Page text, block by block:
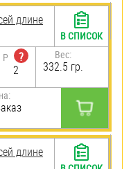
длине
P
?
2
Вес:
332.5 гр.
В СПИСОК
длине